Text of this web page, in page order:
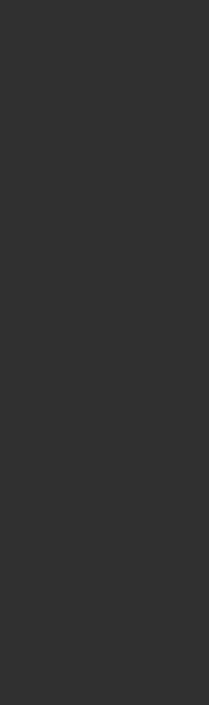
りない時の対処法を紹介
イントも紹介
ットを初心者向けにわかり
いやメリット・デメリット
場合の目安や費用を抑える